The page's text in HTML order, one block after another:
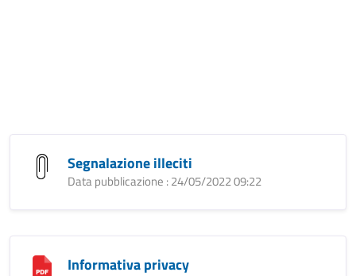
Segnalazione illeciti
Data pubblicazione : 24/05/2022 09:22
Informativa privacy